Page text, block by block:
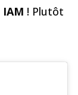
IAM ! Plutôt